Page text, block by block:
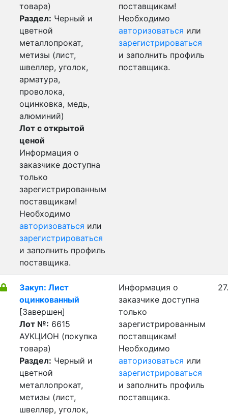
товара)
Раздел: Черный и
цветной
металлопрокат,
метизы (лист,
швеллер, уголок,
арматура,
проволока,
оцинковка, медь,
алюминий)
Лот с открытой
ценой
Информация о
заказчике доступна
только
зарегистрированным
поставщикам!
Необходимо
авторизоваться или
зарегистрироваться
и заполнить профиль
поставщика.
поставщикам!
Необходимо
авторизоваться или
зарегистрироваться
и заполнить профиль
поставщика.
Закуп: Лист
оцинкованный
[Завершен]
Лот №: 6615
АУКЦИОН (покупка
товара)
Раздел: Черный и
цветной
металлопрокат,
метизы (лист,
швеллер, уголок,
Информация о
заказчике доступна
только
зарегистрированным
поставщикам!
Необходимо
авторизоваться или
зарегистрироваться
и заполнить профиль
поставщика.